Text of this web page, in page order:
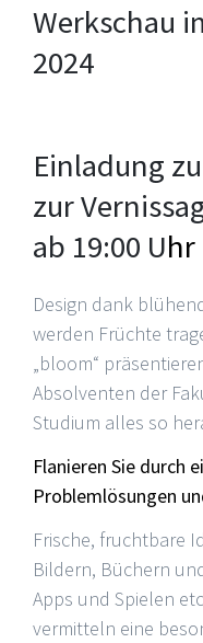
Werkschau
2024
Einladung
zur
ab 19:00 Uhr
Design dank
werden Früchte
„bloom“
Absolventen der
Studium alles so
Flanieren Sie durch
Problemlösungen
Frische, fruchtbare
Bildern, Büchern
Apps und Spielen
vermitteln eine